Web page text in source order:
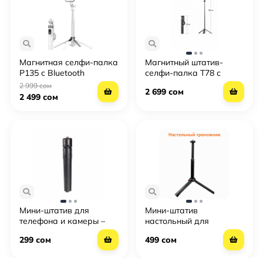
Магнитная селфи-палка
P135 с Bluetooth
пультом — штатив 4 в 1
2 999 сом
2 499 сом
Магнитный штатив-
селфи-палка T78 с
Bluetooth пультом и
держателем для
2 699 сом
Мини-штатив для
телефона и камеры –
компактный держатель
аксессуаров
299 сом
Мини-штатив
настольный для
видеокамеры — лёгкий
пластиковый трипод
499 сом